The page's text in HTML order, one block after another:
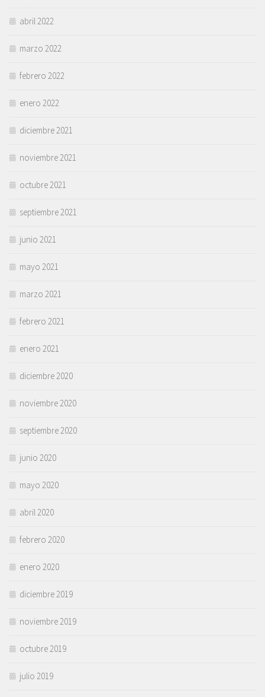
abril 2022
marzo 2022
febrero 2022
enero 2022
diciembre 2021
noviembre 2021
octubre 2021
septiembre 2021
junio 2021
mayo 2021
marzo 2021
febrero 2021
enero 2021
diciembre 2020
noviembre 2020
septiembre 2020
junio 2020
mayo 2020
abril 2020
febrero 2020
enero 2020
diciembre 2019
noviembre 2019
octubre 2019
julio 2019